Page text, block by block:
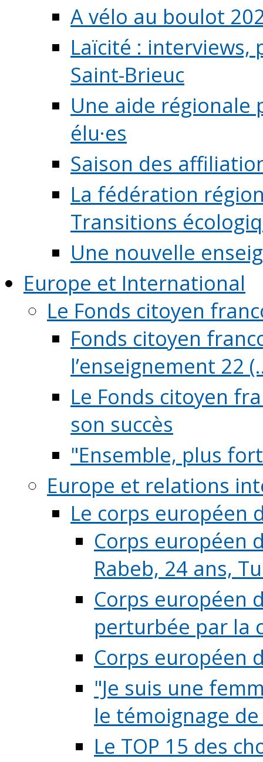
A vélo au boulot
Laïcité :
Saint-Brieuc
Une aide régionale
élu·es
Saison des
La fédération
Transitions
Une nouvelle
Europe et International
Le Fonds citoyen
Fonds citoyen
l’enseignement 22
Le Fonds citoyen
son succès
"Ensemble, plus
Europe et relations
Le corps européen
Corps européen
Rabeb, 24 ans,
Corps européen
perturbée par la
Corps européen
"Je suis une
le témoignage de
Le TOP 15 des